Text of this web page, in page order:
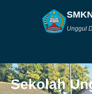
Unggul
Beranda
Sekolah